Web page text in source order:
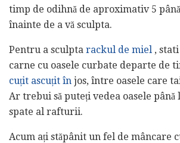
timp de odihnă de aproximativ 5
înainte de a vă sculpta.
Pentru a sculpta rackul de miel ,
carne cu oasele curbate departe de
cuțit ascuțit în jos, între oasele care
Ar trebui să puteți vedea oasele până
spate al rafturii.
Acum ați stăpânit un fel de mâncare